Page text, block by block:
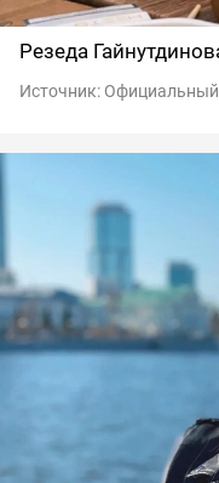
Резеда
Источник: Официальный